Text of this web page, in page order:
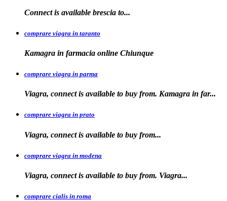
Connect is available brescia to...
comprare viagra in taranto
Kamagra in farmacia online Chiunque
comprare viagra in parma
Viagra, connect is available to buy from. Kamagra in far...
comprare viagra in prato
Viagra, connect is available to buy from...
comprare viagra in modena
Viagra, connect is available to buy from. Viagra...
comprare cialis in roma